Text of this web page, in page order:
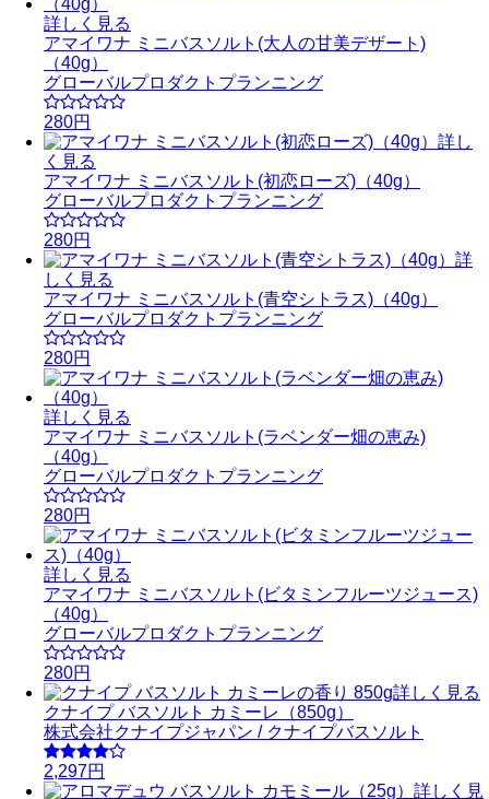
詳しく見る
アマイワナ ミニバスソルト(大人の甘美デザート)
（40g）
グローバルプロダクトプランニング
280円
詳し
く見る
アマイワナ ミニバスソルト(初恋ローズ)（40g）
グローバルプロダクトプランニング
280円
詳
しく見る
アマイワナ ミニバスソルト(青空シトラス)（40g）
グローバルプロダクトプランニング
280円
詳しく見る
アマイワナ ミニバスソルト(ラベンダー畑の恵み)
（40g）
グローバルプロダクトプランニング
280円
詳しく見る
アマイワナ ミニバスソルト(ビタミンフルーツジュース)
（40g）
グローバルプロダクトプランニング
280円
詳しく見る
クナイプ バスソルト カミーレ（850g）
株式会社クナイプジャパン / クナイプバスソルト
2,297円
詳しく見